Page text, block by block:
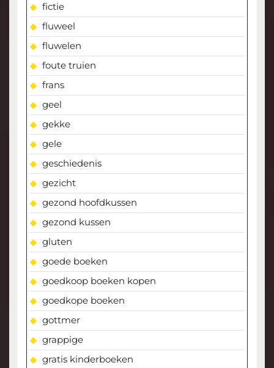
fictie
fluweel
fluwelen
foute truien
frans
geel
gekke
gele
geschiedenis
gezicht
gezond hoofdkussen
gezond kussen
gluten
goede boeken
goedkoop boeken kopen
goedkope boeken
gottmer
grappige
gratis kinderboeken